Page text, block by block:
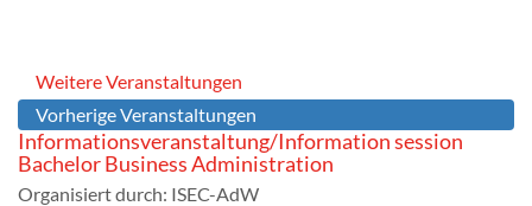
Weitere Veranstaltungen
Vorherige Veranstaltungen
Informationsveranstaltung/Information session
Bachelor Business Administration
Organisiert durch: ISEC-AdW